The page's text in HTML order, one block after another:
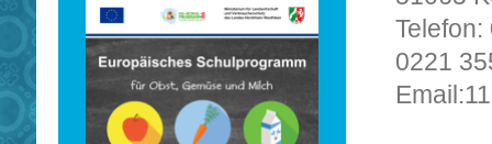
0221